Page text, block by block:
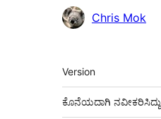
ಕೊಡುಗೆದಾರರು
Chris Mok
ಮೆಟಾ
Version
ಕೊನೆಯದಾಗಿ ನವೀಕರಿಸಿದ್ದು